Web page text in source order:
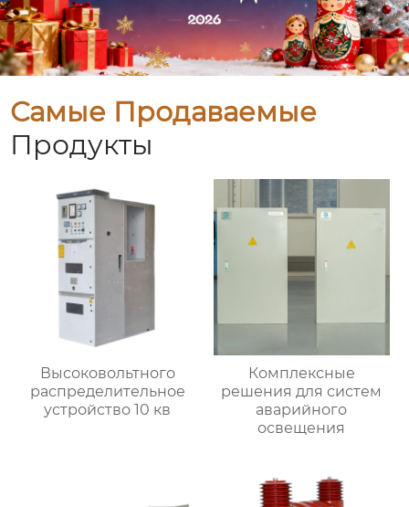
Самые Продаваемые
Продукты
Высоковольтного
распределительное
устройство 10 кв
Комплексные
решения для систем
аварийного
освещения